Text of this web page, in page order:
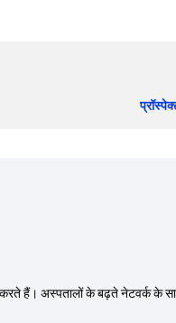
करते हैं। अस्पतालों के बढ़ते नेटवर्क के